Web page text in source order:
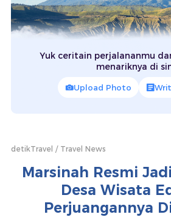
Yuk ceritain perjalananmu
menariknya di
Upload Photo
detikTravel Travel News
Marsinah Resmi
Desa Wisata
Perjuangannya